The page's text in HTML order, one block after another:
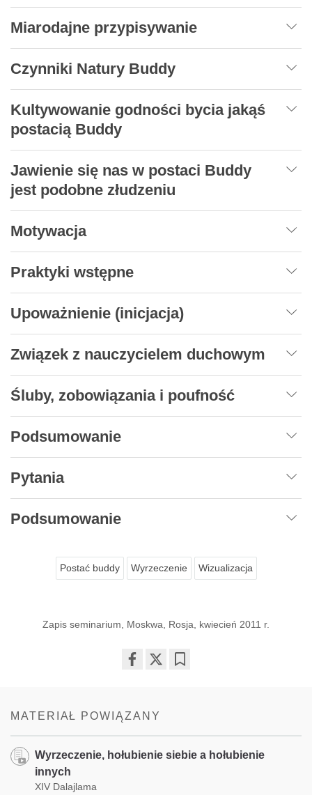
Miarodajne przypisywanie
Czynniki Natury Buddy
Kultywowanie godności bycia jakąś
postacią Buddy
Jawienie się nas w postaci Buddy
jest podobne złudzeniu
Motywacja
Praktyki wstępne
Upoważnienie (inicjacja)
Związek z nauczycielem duchowym
Śluby, zobowiązania i poufność
Podsumowanie
Pytania
Podsumowanie
Postać buddy Wyrzeczenie Wizualizacja
Zapis seminarium, Moskwa, Rosja, kwiecień 2011 r.
MATERIAŁ POWIĄZANY
Wyrzeczenie, hołubienie siebie a hołubienie
innych
XIV Dalajlama